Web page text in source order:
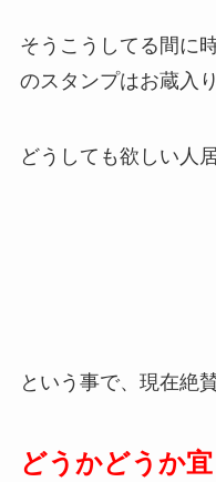
そうこうしてる間に
のスタンプはお蔵入り
どうしても欲しい人
という事で、現在絶
どうかどうか